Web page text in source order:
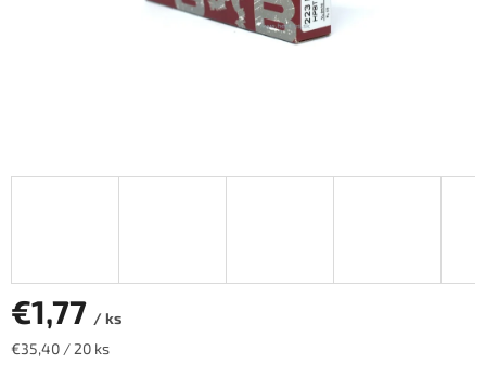
€1,77 / ks
Jednotková
€35,40 / 20 ks